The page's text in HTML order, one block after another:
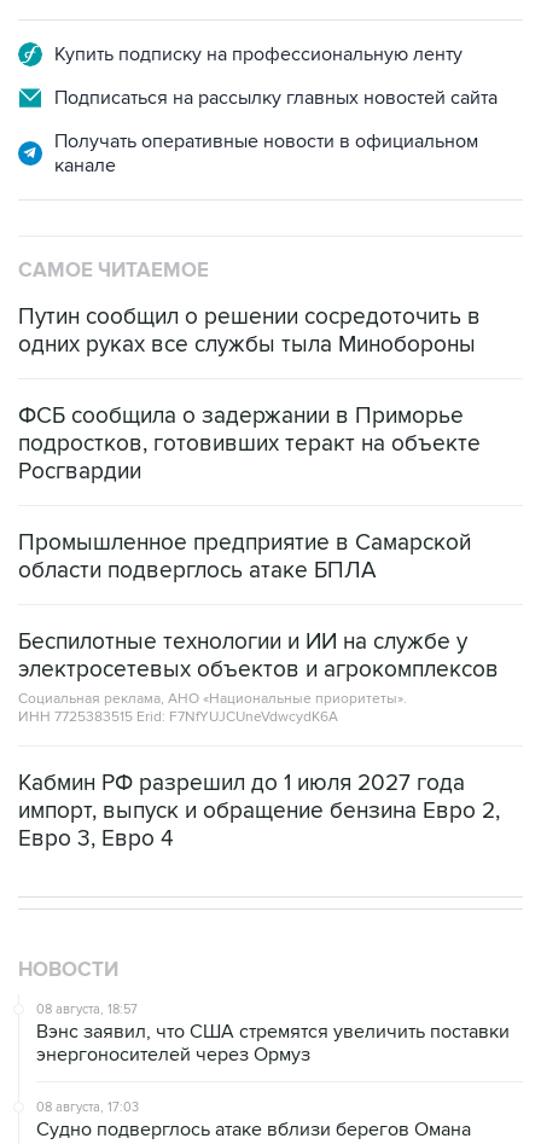
Купить подписку на профессиональную ленту
Подписаться на рассылку главных новостей сайта
Получать оперативные новости в официальном
канале
САМОЕ ЧИТАЕМОЕ
Путин сообщил о решении сосредоточить в
одних руках все службы тыла Минобороны
ФСБ сообщила о задержании в Приморье
подростков, готовивших теракт на объекте
Росгвардии
Промышленное предприятие в Самарской
области подверглось атаке БПЛА
Беспилотные технологии и ИИ на службе у
электросетевых объектов и агрокомплексов
Социальная реклама, АНО «Национальные приоритеты».
ИНН 7725383515 Erid: F7NfYUJCUneVdwcydK6A
Кабмин РФ разрешил до 1 июля 2027 года
импорт, выпуск и обращение бензина Евро 2,
Евро 3, Евро 4
НОВОСТИ
08 августа, 18:57
Вэнс заявил, что США стремятся увеличить поставки
энергоносителей через Ормуз
08 августа, 17:03
Судно подверглось атаке вблизи берегов Омана